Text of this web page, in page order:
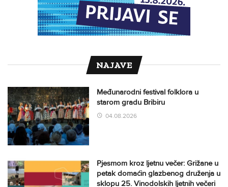
NAJAVE
Međunarodni festival folklora u
starom gradu Bribiru
04.08.2026
Pjesmom kroz ljetnu večer: Grižane u
petak domaćin glazbenog druženja u
sklopu 25. Vinodolskih ljetnih večeri